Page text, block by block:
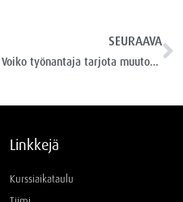
SEURAAVA
Voiko työnantaja tarjota muutosturvakoulutusta koko henkilöstölle?
Linkkejä
Kurssiaikataulu